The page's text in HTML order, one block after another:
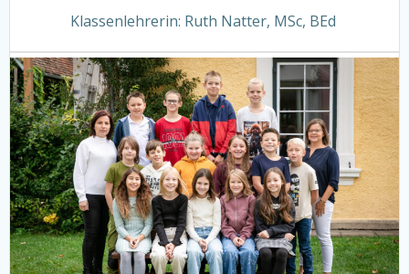
Klassenlehrerin: Ruth Natter, MSc, BEd